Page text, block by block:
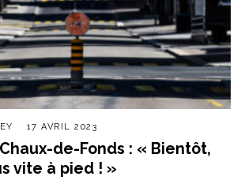
17 AVRIL 2023
de-Fonds : « Bientôt,
vite à pied ! »